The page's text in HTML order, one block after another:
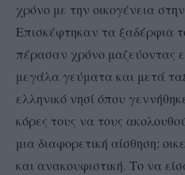
χρόνο με την οικογένεια
Επισκέφτηκαν τα ξαδέρφια
πέρασαν χρόνο μαζεύοντας
μεγάλα γεύματα και μετά
ελληνικό νησί όπου
κόρες τους να τους
μια διαφορετική αίσθηση:
και ανακουφιστική. Το να